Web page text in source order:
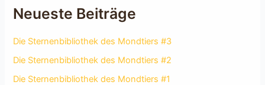
Neueste Beiträge
Die Sternenbibliothek des Mondtiers #3
Die Sternenbibliothek des Mondtiers #2
Die Sternenbibliothek des Mondtiers #1